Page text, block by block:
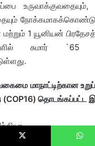
மற்றும் 1 யூனியன்
சுமார் `65
மாநாட்டிற்கான
(COP16) தொடங்கப்பட்ட